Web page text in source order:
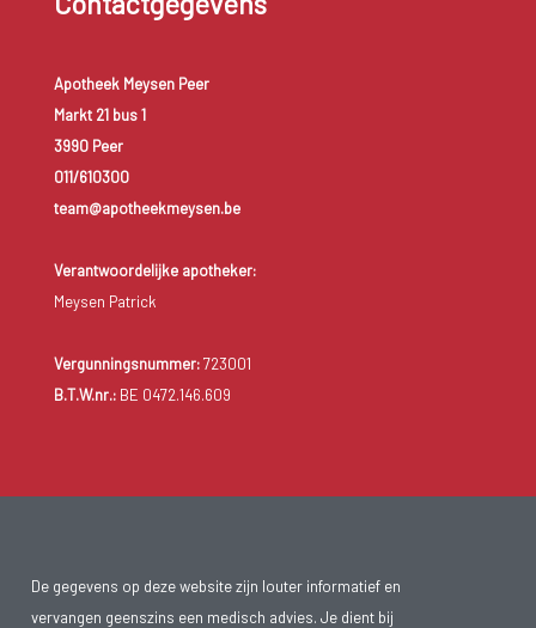
Apotheek Meysen Peer
Markt 21 bus 1
3990 Peer
011/610300
team@apotheekmeysen.be
Verantwoordelijke apotheker:
Meysen Patrick
Vergunningsnummer:723001
B.T.W.nr.:BE 0472.146.609
De gegevens op deze website zijn louter informatief en
vervangen geenszins een medisch advies. Je dient bij